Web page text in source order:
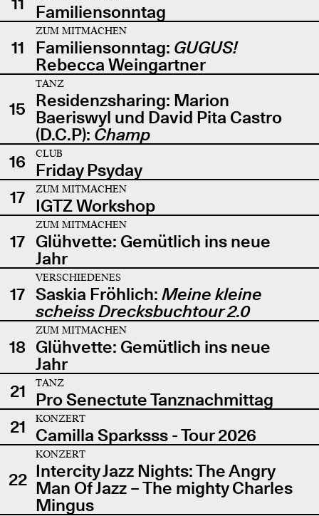
Familiensonntag
11
ZUM MITMACHEN
Familiensonntag: GUGUS!
Rebecca Weingartner
15
TANZ
Residenzsharing: Marion
Baeriswyl und David Pita Castro
(D.C.P): Champ
16
CLUB
Friday Psyday
17
ZUM MITMACHEN
IGTZ Workshop
17
ZUM MITMACHEN
Glühvette: Gemütlich ins neue
Jahr
17
VERSCHIEDENES
Saskia Fröhlich: Meine kleine
scheiss Drecksbuchtour 2.0
18
ZUM MITMACHEN
Glühvette: Gemütlich ins neue
Jahr
21
TANZ
Pro Senectute Tanznachmittag
21
KONZERT
Camilla Sparksss - Tour 2026
22
KONZERT
Intercity Jazz Nights: The Angry
Man Of Jazz – The mighty Charles
Mingus